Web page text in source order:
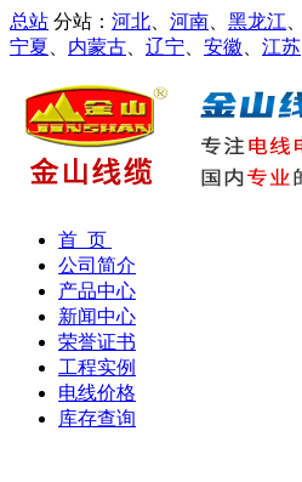
总站 分站： 河北 河南 黑龙江
宁夏
内蒙古 辽宁 安徽 江苏
首 页
公司简介
产品中心
新闻中心
荣誉证书
工程实例
电线价格
库存查询